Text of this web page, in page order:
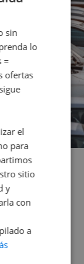
del
y
la
(AEA), el
sin
lo
=
ofertas
el
para
sitio
y
con
a